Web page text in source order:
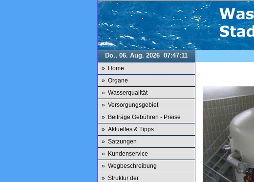
Do., 06. Aug. 2026 07:47:12
» Home
» Organe
» Wasserqualität
» Versorgungsgebiet
» Beiträge Gebühren - Preise
» Aktuelles & Tipps
» Satzungen
» Kundenservice
» Wegbeschreibung
» Struktur der